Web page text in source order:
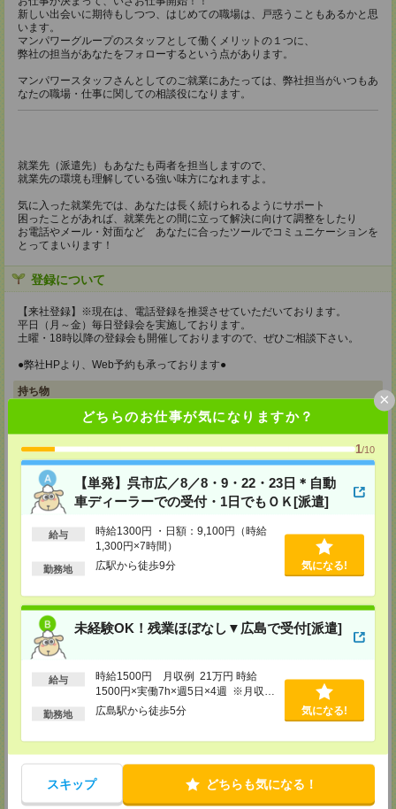
どちらのお仕事が気になりますか？
1/10
【単発】呉市広／8／8・9・22・23日＊自動
車ディーラーでの受付・1日でもＯＫ[派遣]
給与
時給1300円 ・日額：9,100円（時給
1,300円×7時間）
勤務地 広駅から徒歩9分 気になる!
未経験OK！残業ほぼなし▼広島で受付[派遣]
給与
時給1500円 月収例 21万円 時給
1500円×実働7h×週5日×4週 ※月収例
を保証するものではありません。※給
勤務地 広島駅から徒歩5分 気になる!
スキップ どちらも気になる！
×
新しい出会いに期待もしつつ、はじめての職場は、戸惑うこともあるかと思
います。
マンパワーグループのスタッフとして働くメリットの１つに、
弊社の担当があなたをフォローするという点があります。
マンパワースタッフさんとしてのご就業にあたっては、弊社担当がいつもあ
なたの職場・仕事に関しての相談役になります。
就業先（派遣先）もあなたも両者を担当しますので、
就業先の環境も理解している強い味方になれますよ。
気に入った就業先では、あなたは長く続けられるようにサポート
困ったことがあれば、就業先との間に立って解決に向けて調整をしたり
お電話やメール・対面など あなたに合ったツールでコミュニケーションを
とってまいります！
登録について
【来社登録】※現在は、電話登録を推奨させていただいております。
平日（月～金）毎日登録会を実施しております。
土曜・18時以降の登録会も開催しておりますので、ぜひご相談下さい。
●弊社HPより、Web予約も承っております●
持ち物
弊社HPよりマイページ作成をお願いします
【来社登録】※現在は、電話登録を推奨させていただいております。
・印鑑
・免許証など本人確認書類
・職務経歴書
※履歴書、写真は不要です！
所要時間
【電話登録】30分程度
・経験やご希望などをインタビュー
【来社登録】約1.5～2時間＊経験・ご希望による
・ガイダンス
・経験や希望をインタビュー
・スキルチェック
・お仕事のご紹介
広島県広島市中区袋町 3-17 シシンヨービル 11F
TEL：0120-921-943